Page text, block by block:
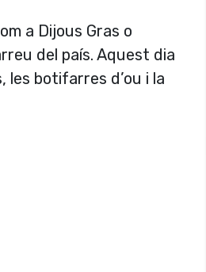
a Dijous Gras o
del paí­s. Aquest dia
botifarres d’ou i la